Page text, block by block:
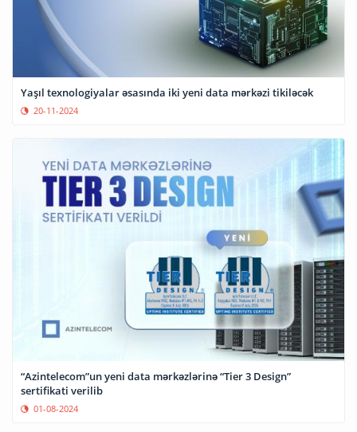
Yaşıl texnologiyalar əsasında iki yeni data mərkəzi tikiləcək
20-11-2024
“Azintelecom”un yeni data mərkəzlərinə “Tier 3 Design”
sertifikati verilib
01-08-2024